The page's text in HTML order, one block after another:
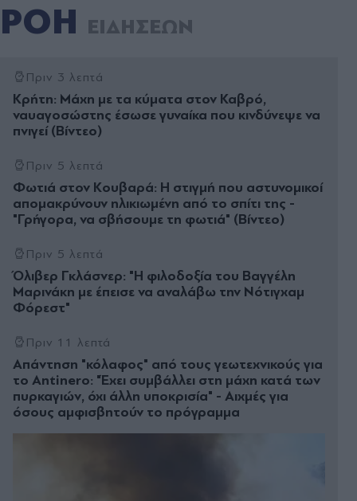
ΡΟΗ ΕΙΔΗΣΕΩΝ
Πριν 3 λεπτά
Κρήτη: Μάχη με τα κύματα στον Καβρό,
ναυαγοσώστης έσωσε γυναίκα που κινδύνεψε να
πνιγεί (Βίντεο)
Πριν 5 λεπτά
Φωτιά στον Κουβαρά: Η στιγμή που αστυνομικοί
απομακρύνουν ηλικιωμένη από το σπίτι της -
"Γρήγορα, να σβήσουμε τη φωτιά" (Βίντεο)
Πριν 5 λεπτά
Όλιβερ Γκλάσνερ: "Η φιλοδοξία του Βαγγέλη
Μαρινάκη με έπεισε να αναλάβω την Νότιγχαμ
Φόρεστ"
Πριν 11 λεπτά
Απάντηση "κόλαφος" από τους γεωτεχνικούς για
το Antinero: "Έχει συμβάλλει στη μάχη κατά των
πυρκαγιών, όχι άλλη υποκρισία" - Αιχμές για
όσους αμφισβητούν το πρόγραμμα